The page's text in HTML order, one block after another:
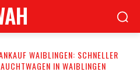
WAIBLINGEN: SCHNELLER
IN WAIBLINGEN